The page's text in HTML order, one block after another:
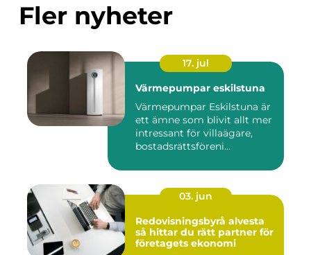
Fler nyheter
17. jul
Värmepumpar eskilstuna
Värmepumpar Eskilstuna är
ett ämne som blivit allt mer
intressant för villaägare,
bostadsrättsföreni...
03. jun
Redovisningsbyrå alvesta
så hittar du rätt partner för
företagets ekonomi